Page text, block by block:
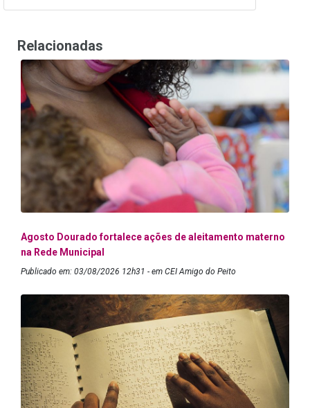
Relacionadas
Agosto Dourado fortalece ações de aleitamento materno
na Rede Municipal
Publicado em: 03/08/2026 12h31 - em CEI Amigo do Peito